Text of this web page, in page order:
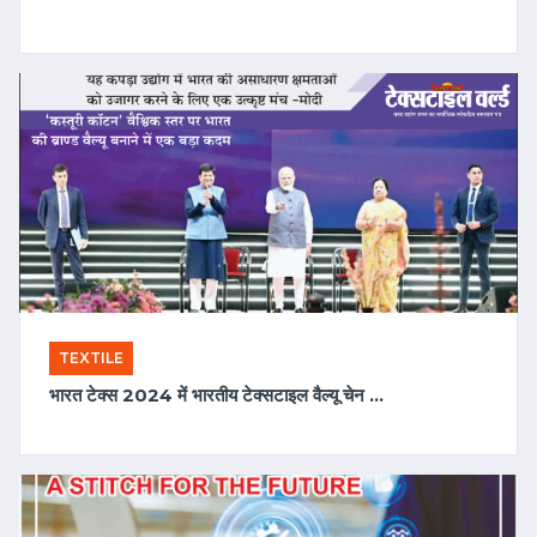
TEXTILE
भारत टेक्स 2024 में भारतीय टेक्सटाइल वैल्यू चेन का अद्भुत एवं भव्य प्रदर्शन